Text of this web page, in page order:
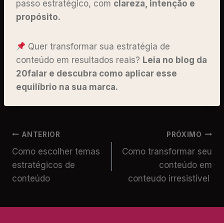
passo estratégico, com clareza, intenção e
propósito.
Quer transformar sua estratégia de
conteúdo em resultados reais? Leia no blog da
20falar e descubra como aplicar esse
equilíbrio na sua marca.
ANTERIOR
Como escolher temas
estratégicos de
conteúdo
PRÓXIMO
Como transformar seu
conteúdo em
conteudo irresistível